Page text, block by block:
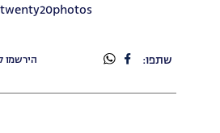
שתפו:
שתפושתפו
הירשמו